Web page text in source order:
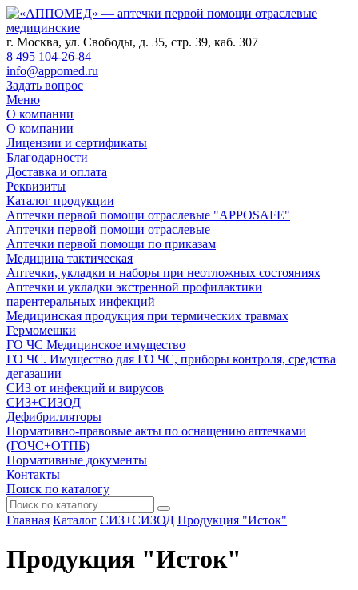
г. Москва, ул. Свободы, д. 35, стр. 39, каб. 307
8 495 104-26-84
info@appomed.ru
Задать вопрос
Меню
О компании
О компании
Лицензии и сертификаты
Благодарности
Доставка и оплата
Реквизиты
Каталог продукции
Аптечки первой помощи отраслевые "APPOSAFE"
Аптечки первой помощи отраслевые
Аптечки первой помощи по приказам
Медицина тактическая
Аптечки, укладки и наборы при неотложных состояниях
Аптечки и укладки экстренной профилактики
парентеральных инфекций
Медицинская продукция при термических травмах
Гермомешки
ГО ЧС Медицинское имущество
ГО ЧС. Имущество для ГО ЧС, приборы контроля, средства
дегазации
СИЗ от инфекций и вирусов
СИЗ+СИЗОД
Дефибрилляторы
Нормативно-правовые акты по оснащению аптечками
(ГОЧС+ОТПБ)
Нормативные документы
Контакты
Поиск по каталогу
Главная Каталог СИЗ+СИЗОД Продукция "Исток"
Продукция "Исток"